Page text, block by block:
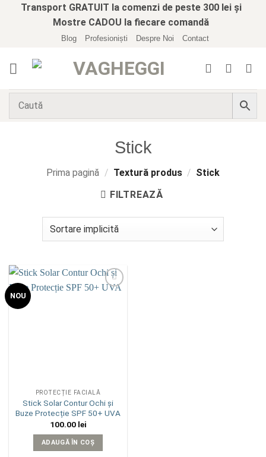
Transport GRATUIT la comenzi de peste 300 lei și
Mostre CADOU la fiecare comandă
Blog Profesioniști Despre Noi Contact
Stick
Prima pagină / Textură produs / Stick
FILTREAZĂ
NOU
PROTECȚIE FACIALĂ
Stick Solar Contur Ochi și
Buze Protecție SPF 50+ UVA
100.00 lei
ADAUGĂ ÎN COȘ